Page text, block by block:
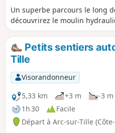
Un superbe parcours le long
découvrirez le moulin
Petits sentiers
Tille
Visorandonneur
5,33 km
+3 m
-3 m
1h 30
Facile
Départ à Arc-sur-Tille